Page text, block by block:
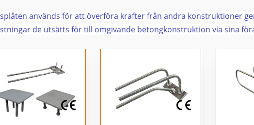
används för att överföra krafter från andra konstruktioner
de utsätts för till omgivande betongkonstruktion via sina